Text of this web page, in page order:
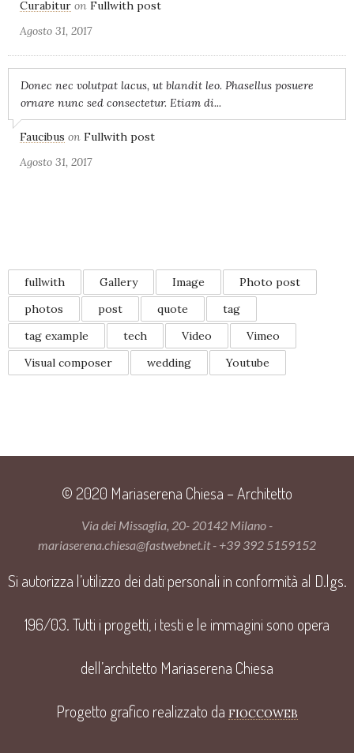
Curabitur on Fullwith post
Agosto 31, 2017
Donec nec volutpat lacus, ut blandit leo. Phasellus posuere
ornare nunc sed consectetur. Etiam di...
Faucibus on Fullwith post
Agosto 31, 2017
fullwith Gallery Image
Photo post
photos
post quote
tag
tag example
tech Video
Vimeo
Visual composer
wedding Youtube
© 2020 Mariaserena Chiesa – Architetto
Via dei Missaglia, 20- 20142 Milano -
mariaserena.chiesa@fastwebnet.it - +39 392 5159152
Si autorizza l’utilizzo dei dati personali in conformità al D.lgs.
196/03. Tutti i progetti, i testi e le immagini sono opera
dell’architetto Mariaserena Chiesa
Progetto grafico realizzato da FIOCCOWEB